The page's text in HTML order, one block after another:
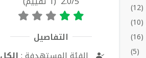
(12)
(10)
(16)
(5)
التفاصيل